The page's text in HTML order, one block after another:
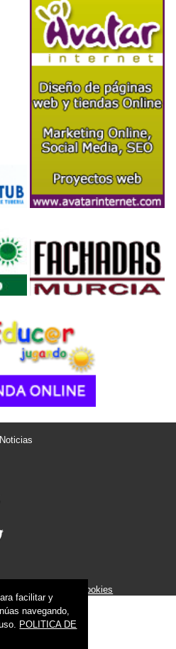
Política de Cookies
facilitar y
navegando,
POLITICA DE